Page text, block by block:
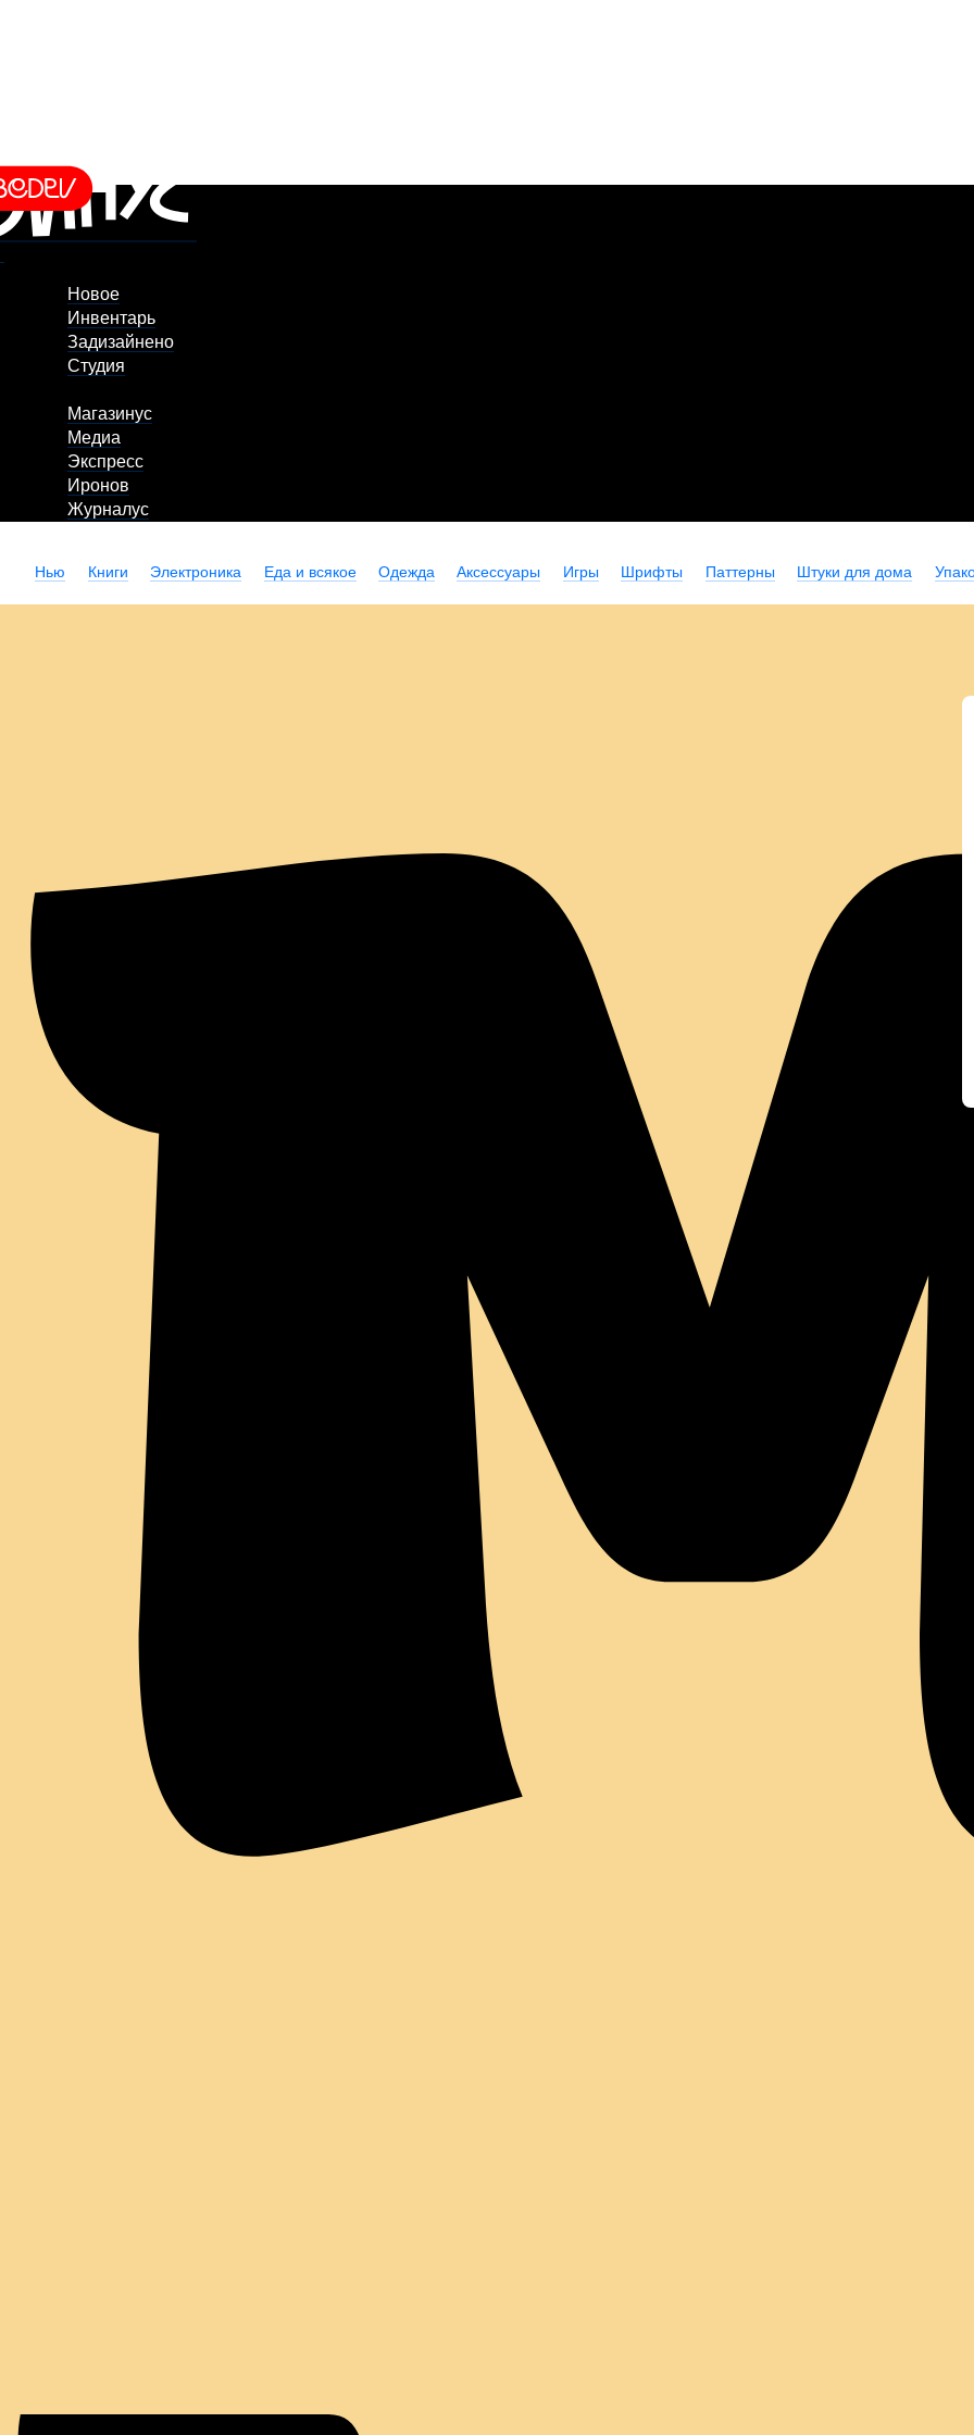
Новое
Инвентарь
Задизайнено
Студия
Магазинус
Медиа
Экспресс
Иронов
Журналус
Нью Книги Электроника Еда и всякое Одежда Аксессуары Игры Шрифты Паттерны Штуки для дома